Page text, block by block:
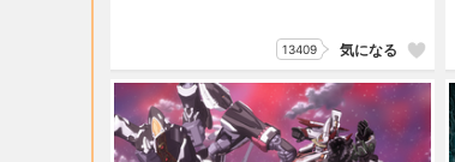
13409 気になる